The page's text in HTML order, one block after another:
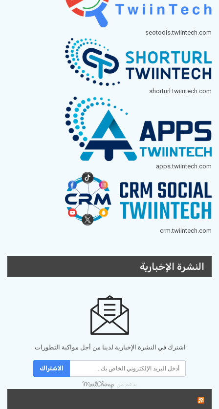
seotools.twiintech.com
shorturl.twiintech.com
apps.twiintech.com
crm.twiintech.com
النشرة الإخبارية
اشترك في النشرة الإخبارية لدينا من أجل مواكبة التطورات.
الاشتراك
بدعم من